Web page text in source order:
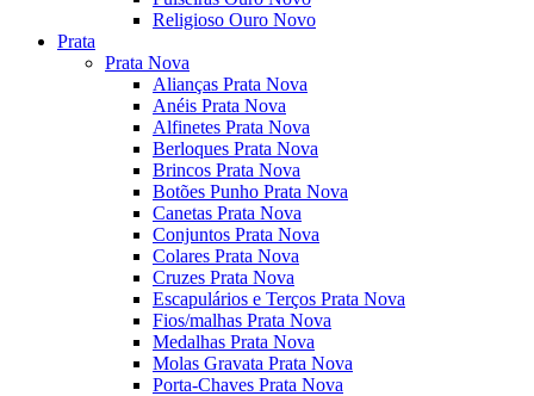
Religioso Ouro Novo
Prata
Prata Nova
Alianças Prata Nova
Anéis Prata Nova
Alfinetes Prata Nova
Berloques Prata Nova
Brincos Prata Nova
Botões Punho Prata Nova
Canetas Prata Nova
Conjuntos Prata Nova
Colares Prata Nova
Cruzes Prata Nova
Escapulários e Terços Prata Nova
Fios/malhas Prata Nova
Medalhas Prata Nova
Molas Gravata Prata Nova
Porta-Chaves Prata Nova